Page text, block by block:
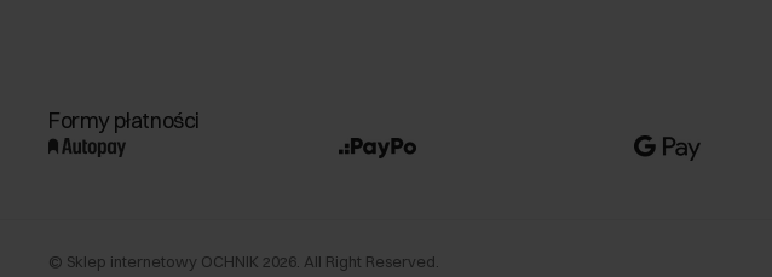
Formy płatności
© Sklep internetowy OCHNIK 2026 . All Right Reserved.